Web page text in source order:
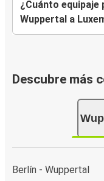
¿Cuánto equipaje
Wuppertal a
Descubre más
Berlín - Wuppertal